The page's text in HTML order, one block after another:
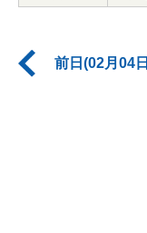
前日(02月04